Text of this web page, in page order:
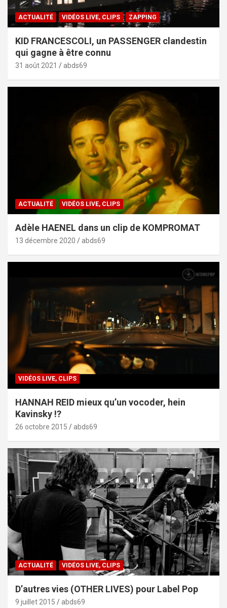
ACTUALITÉ VIDÉOS LIVE, CLIPS ZAPPING
KID FRANCESCOLI, un PASSENGER clandestin
qui gagne à être connu
31 août 2021 abds69
ACTUALITÉ VIDÉOS LIVE, CLIPS
Adèle HAENEL dans un clip de KOMPROMAT
13 décembre 2020 abds69
VIDÉOS LIVE, CLIPS
HANNAH REID mieux qu’un vocoder, hein
Kavinsky !?
26 octobre 2015 abds69
ACTUALITÉ VIDÉOS LIVE, CLIPS
D’autres vies (OTHER LIVES) pour Label Pop
9 juillet 2015 abds69